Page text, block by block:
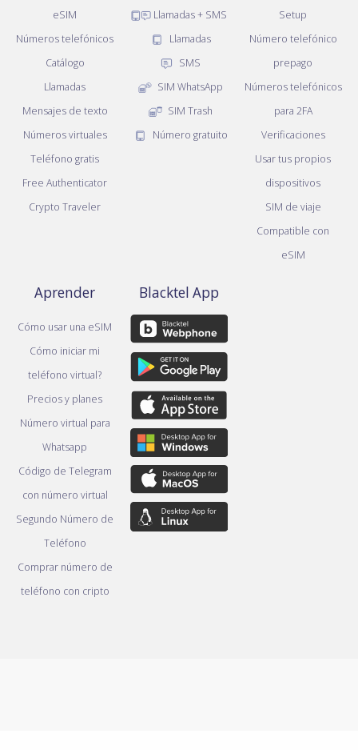
eSIM
Números telefónicos
Catálogo
Llamadas
Mensajes de texto
Números virtuales
Teléfono gratis
Free Authenticator
Crypto Traveler
Llamadas + SMS
Llamadas
SMS
SIM WhatsApp
SIM Trash
Número gratuito
Setup
Número telefónico
prepago
Números telefónicos
para 2FA
Verificaciones
Usar tus propios
dispositivos
SIM de viaje
Compatible con
eSIM
Aprender
Cómo usar una eSIM
Cómo iniciar mi
teléfono virtual?
Precios y planes
Número virtual para
Whatsapp
Código de Telegram
con número virtual
Segundo Número de
Teléfono
Comprar número de
teléfono con cripto
Blacktel App